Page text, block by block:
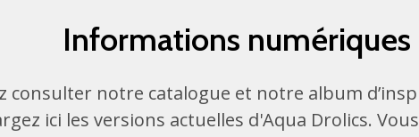
Informations numériques
consulter notre catalogue et notre album
ici les versions actuelles d'Aqua Drolics.